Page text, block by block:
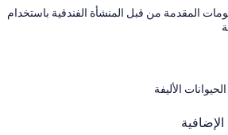
المقدمة من قبل المنشأة الفندقية باستخدام
الأليفة